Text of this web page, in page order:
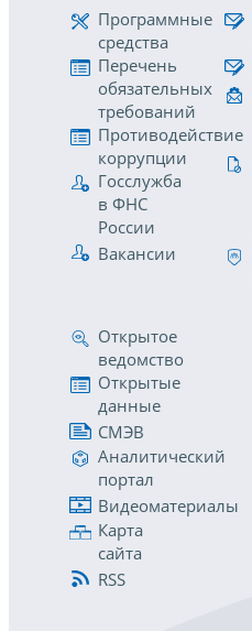
Программные
средства
Перечень
обязательных
требований
Противодействие
коррупции
Госслужба
в ФНС
России
Вакансии
Открытое
ведомство
Открытые
данные
СМЭВ
Аналитический
портал
Видеоматериалы
Карта
сайта
RSS